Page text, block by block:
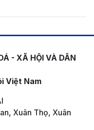
- XÃ HỘI VÀ DÂN
Việt Nam
Xuân Thọ, Xuân